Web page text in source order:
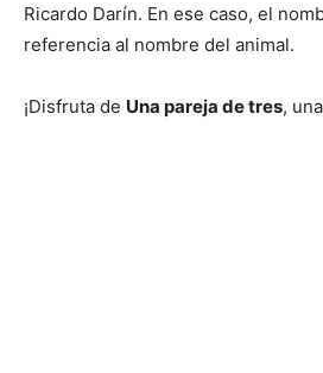
Ricardo Darín. En ese caso, el
referencia al nombre del animal.
¡Disfruta de Una pareja de tres,